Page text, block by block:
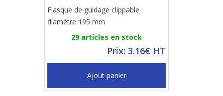
Flasque de guidage clippable
diamètre 195 mm
29 articles en stock
Prix: 3.16€ HT
Ajout panier